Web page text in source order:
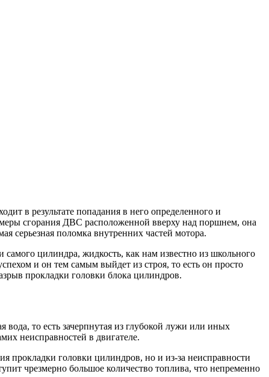
в результате попадания в него определенного и
сгорания ДВС расположенной вверху над поршнем, она
серьезная поломка внутренних частей мотора.
цилиндра, жидкость, как нам известно из школьного
и он тем самым выйдет из строя, то есть он просто
прокладки головки блока цилиндров.
то есть зачерпнутая из глубокой лужи или иных
неисправностей в двигателе.
прокладки головки цилиндров, но и из-за неисправности
чрезмерно большое количество топлива, что непременно